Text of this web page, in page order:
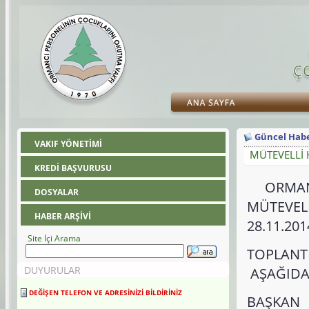
VAKIF YÖNETİMİ
KREDİ BAŞVURUSU
DOSYALAR
HABER ARŞİVİ
Site İçi Arama
DUYURULAR
Güncel
MÜTEVELLİ